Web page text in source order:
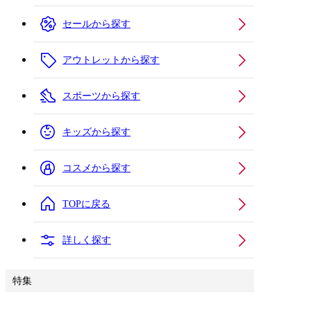
セールから探す
アウトレットから探す
スポーツから探す
キッズから探す
コスメから探す
TOPに戻る
詳しく探す
特集